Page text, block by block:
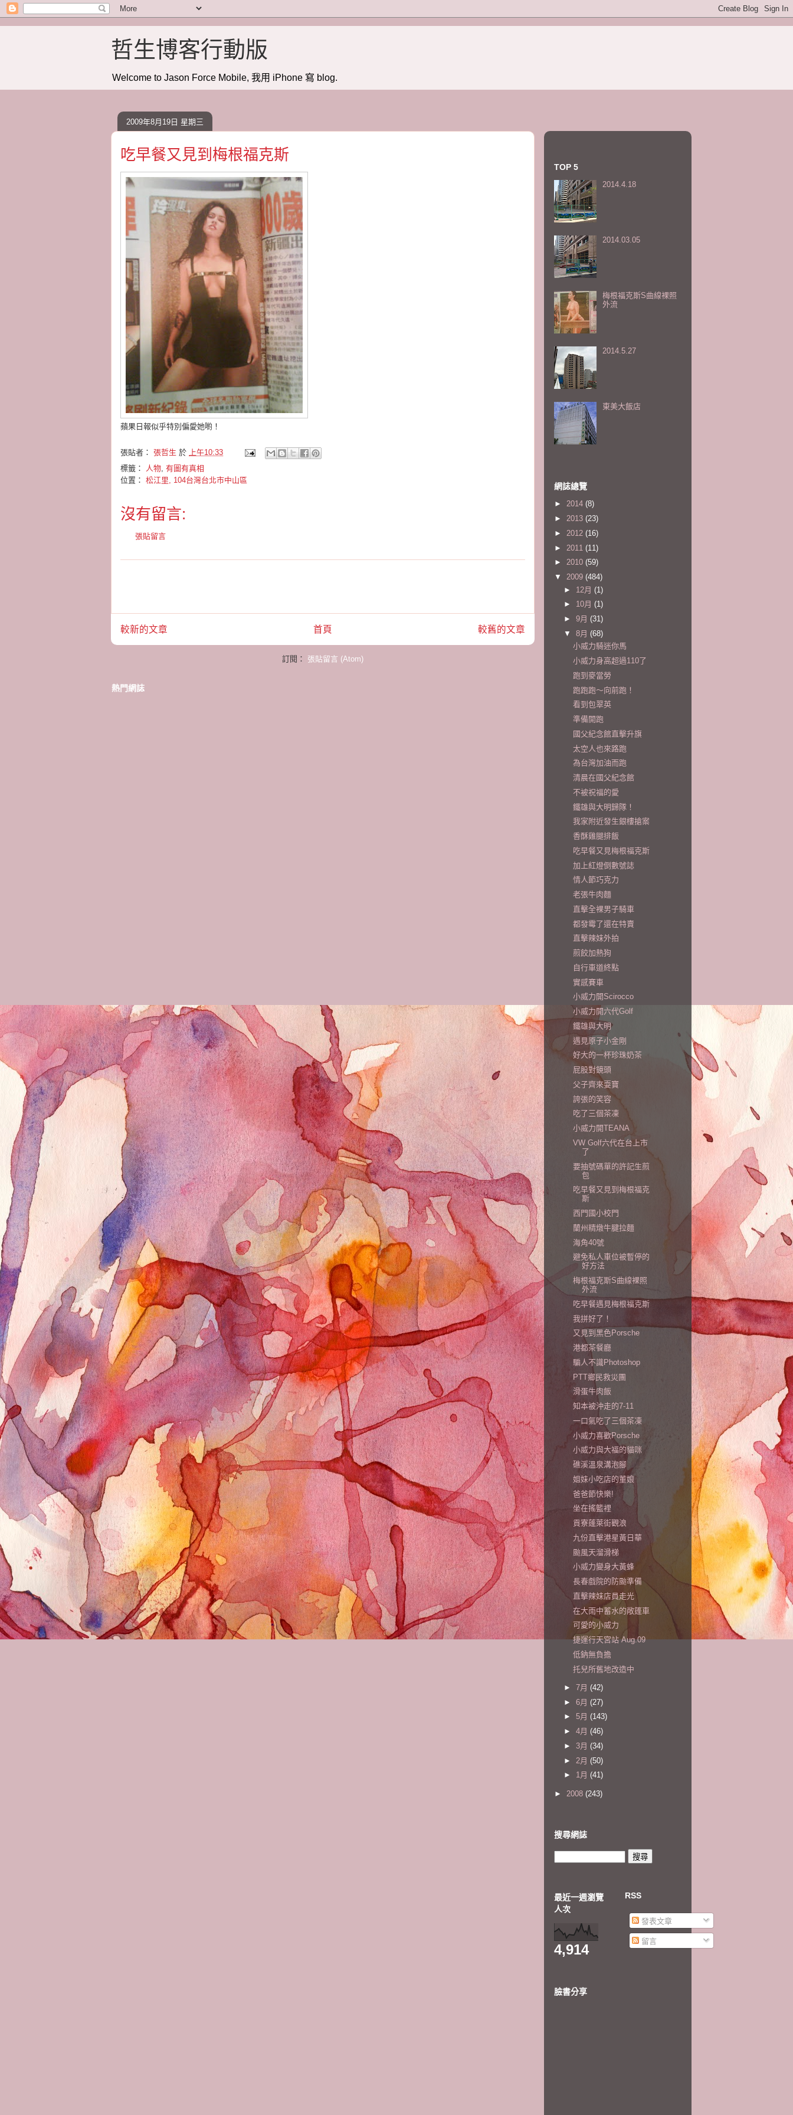
哲生博客行動版
Welcome to Jason Force Mobile, 我用 iPhone 寫 blog.
2009年8月19日 星期三
吃早餐又見到梅根福克斯
蘋果日報似乎特別偏愛她喲！
張貼者： 張哲生 於
上午10:33
標籤： 人物, 有圖有真相
位置： 松江里, 104台灣台北市中山區
沒有留言:
張貼留言
較新的文章 較舊的文章
首頁
訂閱： 張貼留言 (Atom)
熱門網誌
TOP 5
2014.4.18
2014.03.05
梅根福克斯S曲線裸照
外流
2014.5.27
東美大飯店
網誌總覽
► 2014 (8)
► 2013 (23)
► 2012 (16)
► 2011 (11)
► 2010 (59)
▼ 2009 (484)
► 12月 (1)
► 10月 (1)
► 9月 (31)
▼ 8月 (68)
小威力騎迷你馬
小威力身高超過110了
跑到麥當勞
跑跑跑～向前跑！
看到包翠英
準備開跑
國父紀念館直擊升旗
太空人也來路跑
為台灣加油而跑
清晨在國父紀念館
不被祝福的愛
鐵雄與大明歸隊！
我家附近發生銀樓搶案
香酥雞腿排飯
吃早餐又見梅根福克斯
加上紅燈倒數號誌
情人節巧克力
老張牛肉麵
直擊全裸男子騎車
都發霉了還在特賣
直擊辣妹外拍
煎餃加熱狗
自行車道終點
實感賽車
小威力開Scirocco
小威力開六代Golf
鐵雄與大明
遇見原子小金剛
好大的一杯珍珠奶茶
屁股對鏡頭
父子齊來耍寶
誇張的笑容
吃了三個茶凍
小威力開TEANA
VW Golf六代在台上市
了
要抽號碼單的許記生煎
包
吃早餐又見到梅根福克
斯
西門國小校門
蘭州精燉牛腱拉麵
海角40號
避免私人車位被暫停的
好方法
梅根福克斯S曲線裸照
外流
吃早餐遇見梅根福克斯
我拼好了！
又見到黑色Porsche
港都茶餐廳
騙人不識Photoshop
PTT鄉民救災團
滑蛋牛肉飯
知本被沖走的7-11
一口氣吃了三個茶凍
小威力喜歡Porsche
小威力與大福的貓咪
礁溪溫泉溝泡腳
姐妹小吃店的董娘
爸爸節快樂!
坐在搖籃裡
貢寮蓬萊街觀浪
九份直擊港星黃日華
颱風天溜滑梯
小威力變身大黃蜂
長春戲院的防颱準備
直擊辣妹店員走光
在大雨中蓄水的敞篷車
可愛的小威力
捷運行天宮站 Aug.09
低鈉無負擔
托兒所舊地改造中
► 7月 (42)
► 6月 (27)
► 5月 (143)
► 4月 (46)
► 3月 (34)
► 2月 (50)
► 1月 (41)
► 2008 (243)
搜尋網誌
最近一週瀏覽
人次
4,914
RSS
發表文章
留言
臉書分享